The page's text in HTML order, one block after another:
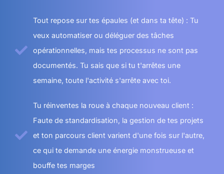
Tout repose sur tes épaules (et dans ta tête) : Tu
veux automatiser ou déléguer des tâches
opérationnelles, mais tes processus ne sont pas
documentés. Tu sais que si tu t'arrêtes une
semaine, toute l'activité s'arrête avec toi.
Tu réinventes la roue à chaque nouveau client :
Faute de standardisation, la gestion de tes projets
et ton parcours client varient d'une fois sur l'autre,
ce qui te demande une énergie monstrueuse et
bouffe tes marges